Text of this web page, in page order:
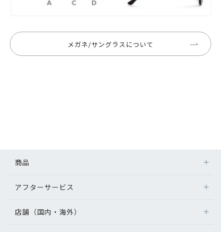
メガネ/サングラスについて
商品
アフターサービス
店舗（国内・海外）